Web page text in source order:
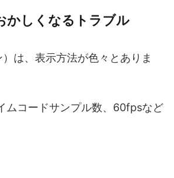
かしくなるトラブル
は、表示方法が色々とありま
ムコードサンプル数、60fpsなど